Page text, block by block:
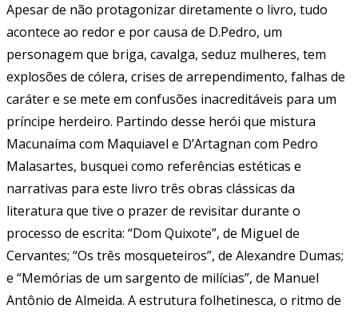
Apesar de não protagonizar diretamente o livro, tudo
acontece ao redor e por causa de D.Pedro, um
personagem que briga, cavalga, seduz mulheres, tem
explosões de cólera, crises de arrependimento, falhas de
caráter e se mete em confusões inacreditáveis para um
príncipe herdeiro. Partindo desse herói que mistura
Macunaíma com Maquiavel e D’Artagnan com Pedro
Malasartes, busquei como referências estéticas e
narrativas para este livro três obras clássicas da
literatura que tive o prazer de revisitar durante o
processo de escrita: “Dom Quixote”, de Miguel de
Cervantes; “Os três mosqueteiros”, de Alexandre Dumas;
e “Memórias de um sargento de milícias”, de Manuel
Antônio de Almeida. A estrutura folhetinesca, o ritmo de